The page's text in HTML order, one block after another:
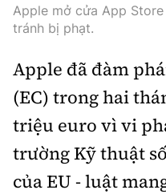
Nhà thầu
Mời thầu - Đấu thầu
Thi viết về GTVT
Gương sáng giao thông
Âm nhạc
Hậu trường sao
360 độ thể thao
Sản phẩm mới
Tư vấn
Thế giới
Hồ sơ tài liệu
Thế giới giao thông
Thế giới xây dựng
Đi ++
Du lịch
Khám phá
Lối sống
Video
Thời sự
Khám phá
Apple mở cửa App
tránh bị phạt.
Apple đã đàm
(EC) trong hai
triệu euro vì vi
trường Kỹ thuật
của EU - luật